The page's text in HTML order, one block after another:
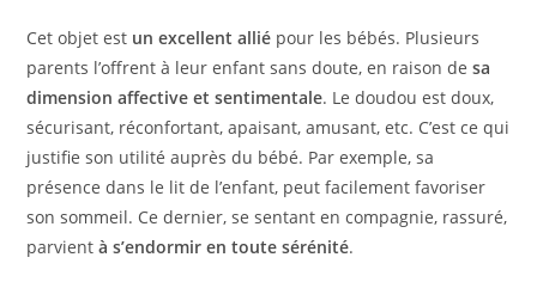
Cet objet est un excellent allié pour les bébés. Plusieurs
parents l’offrent à leur enfant sans doute, en raison desa
dimension affective et sentimentale. Le doudou est doux,
sécurisant, réconfortant, apaisant, amusant, etc. C’est ce qui
justifie son utilité auprès du bébé. Par exemple, sa
présence dans le lit de l’enfant, peut facilement favoriser
son sommeil. Ce dernier, se sentant en compagnie, rassuré,
parvientà s’endormir en toute sérénité.